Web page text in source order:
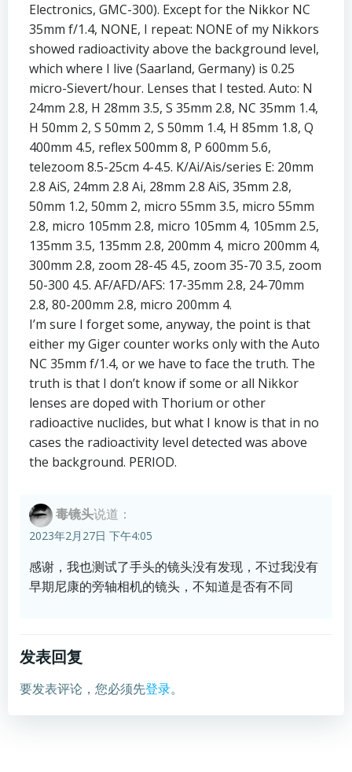
Electronics, GMC-300). Except for the Nikkor NC
35mm f/1.4, NONE, I repeat: NONE of my Nikkors
showed radioactivity above the background level,
which where I live (Saarland, Germany) is 0.25
micro-Sievert/hour. Lenses that I tested. Auto: N
24mm 2.8, H 28mm 3.5, S 35mm 2.8, NC 35mm 1.4,
H 50mm 2, S 50mm 2, S 50mm 1.4, H 85mm 1.8, Q
400mm 4.5, reflex 500mm 8, P 600mm 5.6,
telezoom 8.5-25cm 4-4.5. K/Ai/Ais/series E: 20mm
2.8 AiS, 24mm 2.8 Ai, 28mm 2.8 AiS, 35mm 2.8,
50mm 1.2, 50mm 2, micro 55mm 3.5, micro 55mm
2.8, micro 105mm 2.8, micro 105mm 4, 105mm 2.5,
135mm 3.5, 135mm 2.8, 200mm 4, micro 200mm 4,
300mm 2.8, zoom 28-45 4.5, zoom 35-70 3.5, zoom
50-300 4.5. AF/AFD/AFS: 17-35mm 2.8, 24-70mm
2.8, 80-200mm 2.8, micro 200mm 4.
I’m sure I forget some, anyway, the point is that
either my Giger counter works only with the Auto
NC 35mm f/1.4, or we have to face the truth. The
truth is that I don’t know if some or all Nikkor
lenses are doped with Thorium or other
radioactive nuclides, but what I know is that in no
cases the radioactivity level detected was above
the background. PERIOD.
毒镜头说道：
2023年2月27日 下午4:05
感谢，我也测试了手头的镜头没有发现，不过我没有
早期尼康的旁轴相机的镜头，不知道是否有不同
发表回复
要发表评论，您必须先登录。